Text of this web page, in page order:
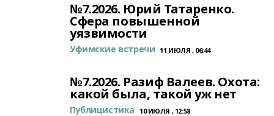
№7.2026. Юрий Татаренко.
Сфера повышенной
уязвимости
Уфимские встречи 11 ИЮЛЯ , 06:44
№7.2026. Разиф Валеев. Охота:
какой была, такой уж нет
Публицистика 10 ИЮЛЯ , 12:58